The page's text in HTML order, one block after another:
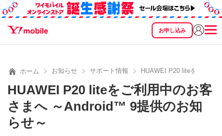
お申し込み
SEARCH
ホーム お知らせ サポート情報 HUAWEI P20 liteをご利用
HUAWEI P20 liteをご利用中のお客
さまへ ～Android™ 9提供のお知
らせ～